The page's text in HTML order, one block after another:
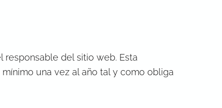
responsable del sitio web. Esta
una vez al año tal y como obliga